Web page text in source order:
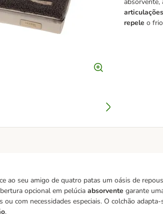
repeleo
ao seu amigo de quatro patas um oásis de
opcional em pelúcia absorvente garante
com necessidades especiais. O colchão
.